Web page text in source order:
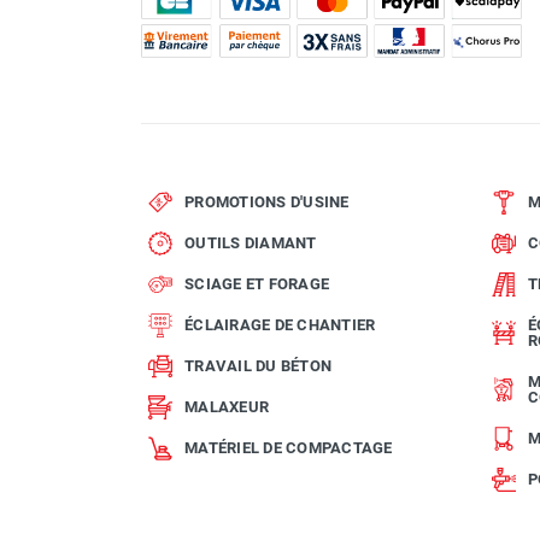
PROMOTIONS D'USINE
OUTILS DIAMANT
SCIAGE ET FORAGE
ÉCLAIRAGE DE CHANTIER
TRAVAIL DU BÉTON
MALAXEUR
MATÉRIEL DE COMPACTAGE